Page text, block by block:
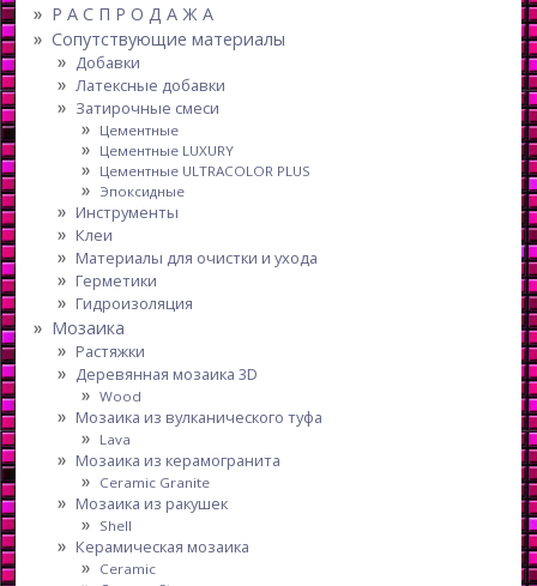
Р А С П Р О Д А Ж А
Сопутствующие материалы
Добавки
Латексные добавки
Затирочные смеси
Цементные
Цементные LUXURY
Цементные ULTRACOLOR PLUS
Эпоксидные
Инструменты
Клеи
Материалы для очистки и ухода
Герметики
Гидроизоляция
Мозаика
Растяжки
Деревянная мозаика 3D
Wood
Мозаика из вулканического туфа
Lava
Мозаика из керамогранита
Ceramic Granite
Мозаика из ракушек
Shell
Керамическая мозаика
Ceramic